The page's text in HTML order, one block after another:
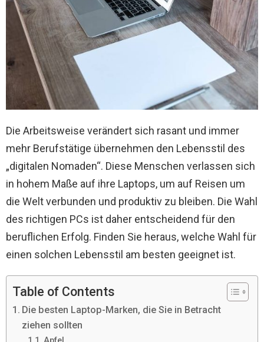
Die Arbeitsweise verändert sich rasant und immer
mehr Berufstätige übernehmen den Lebensstil des
„digitalen Nomaden“. Diese Menschen verlassen sich
in hohem Maße auf ihre Laptops, um auf Reisen um
die Welt verbunden und produktiv zu bleiben. Die Wahl
des richtigen PCs ist daher entscheidend für den
beruflichen Erfolg. Finden Sie heraus, welche Wahl für
einen solchen Lebensstil am besten geeignet ist.
Table of Contents
Die besten Laptop-Marken, die Sie in Betracht
ziehen sollten